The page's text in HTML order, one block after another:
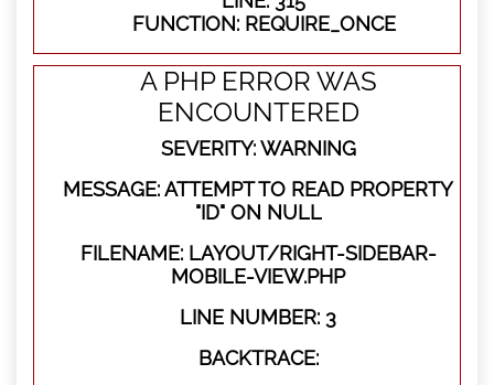
FUNCTION: REQUIRE_ONCE
A PHP ERROR WAS
ENCOUNTERED
SEVERITY: WARNING
MESSAGE: ATTEMPT TO READ PROPERTY
"ID" ON NULL
FILENAME: LAYOUT/RIGHT-SIDEBAR-
MOBILE-VIEW.PHP
LINE NUMBER: 3
BACKTRACE: